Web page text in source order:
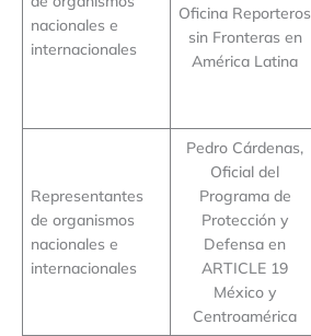
nacionales e
internacionales
Oficina Reporteros
sin Fronteras en
América Latina
Representantes
de organismos
nacionales e
internacionales
Pedro Cárdenas,
Oficial del
Programa de
Protección y
Defensa en
ARTICLE 19
México y
Centroamérica